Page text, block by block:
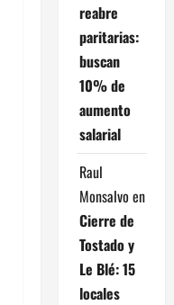
reabre
paritarias:
buscan
10% de
aumento
salarial
Raul
Monsalvo en
Cierre de
Tostado y
Le Blé: 15
locales